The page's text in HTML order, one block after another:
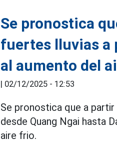
Se pronostica
fuertes lluvias a
al aumento del
| 02/12/2025 - 12:53
Se pronostica que a
desde Quang Ngai hasta
aire frio.